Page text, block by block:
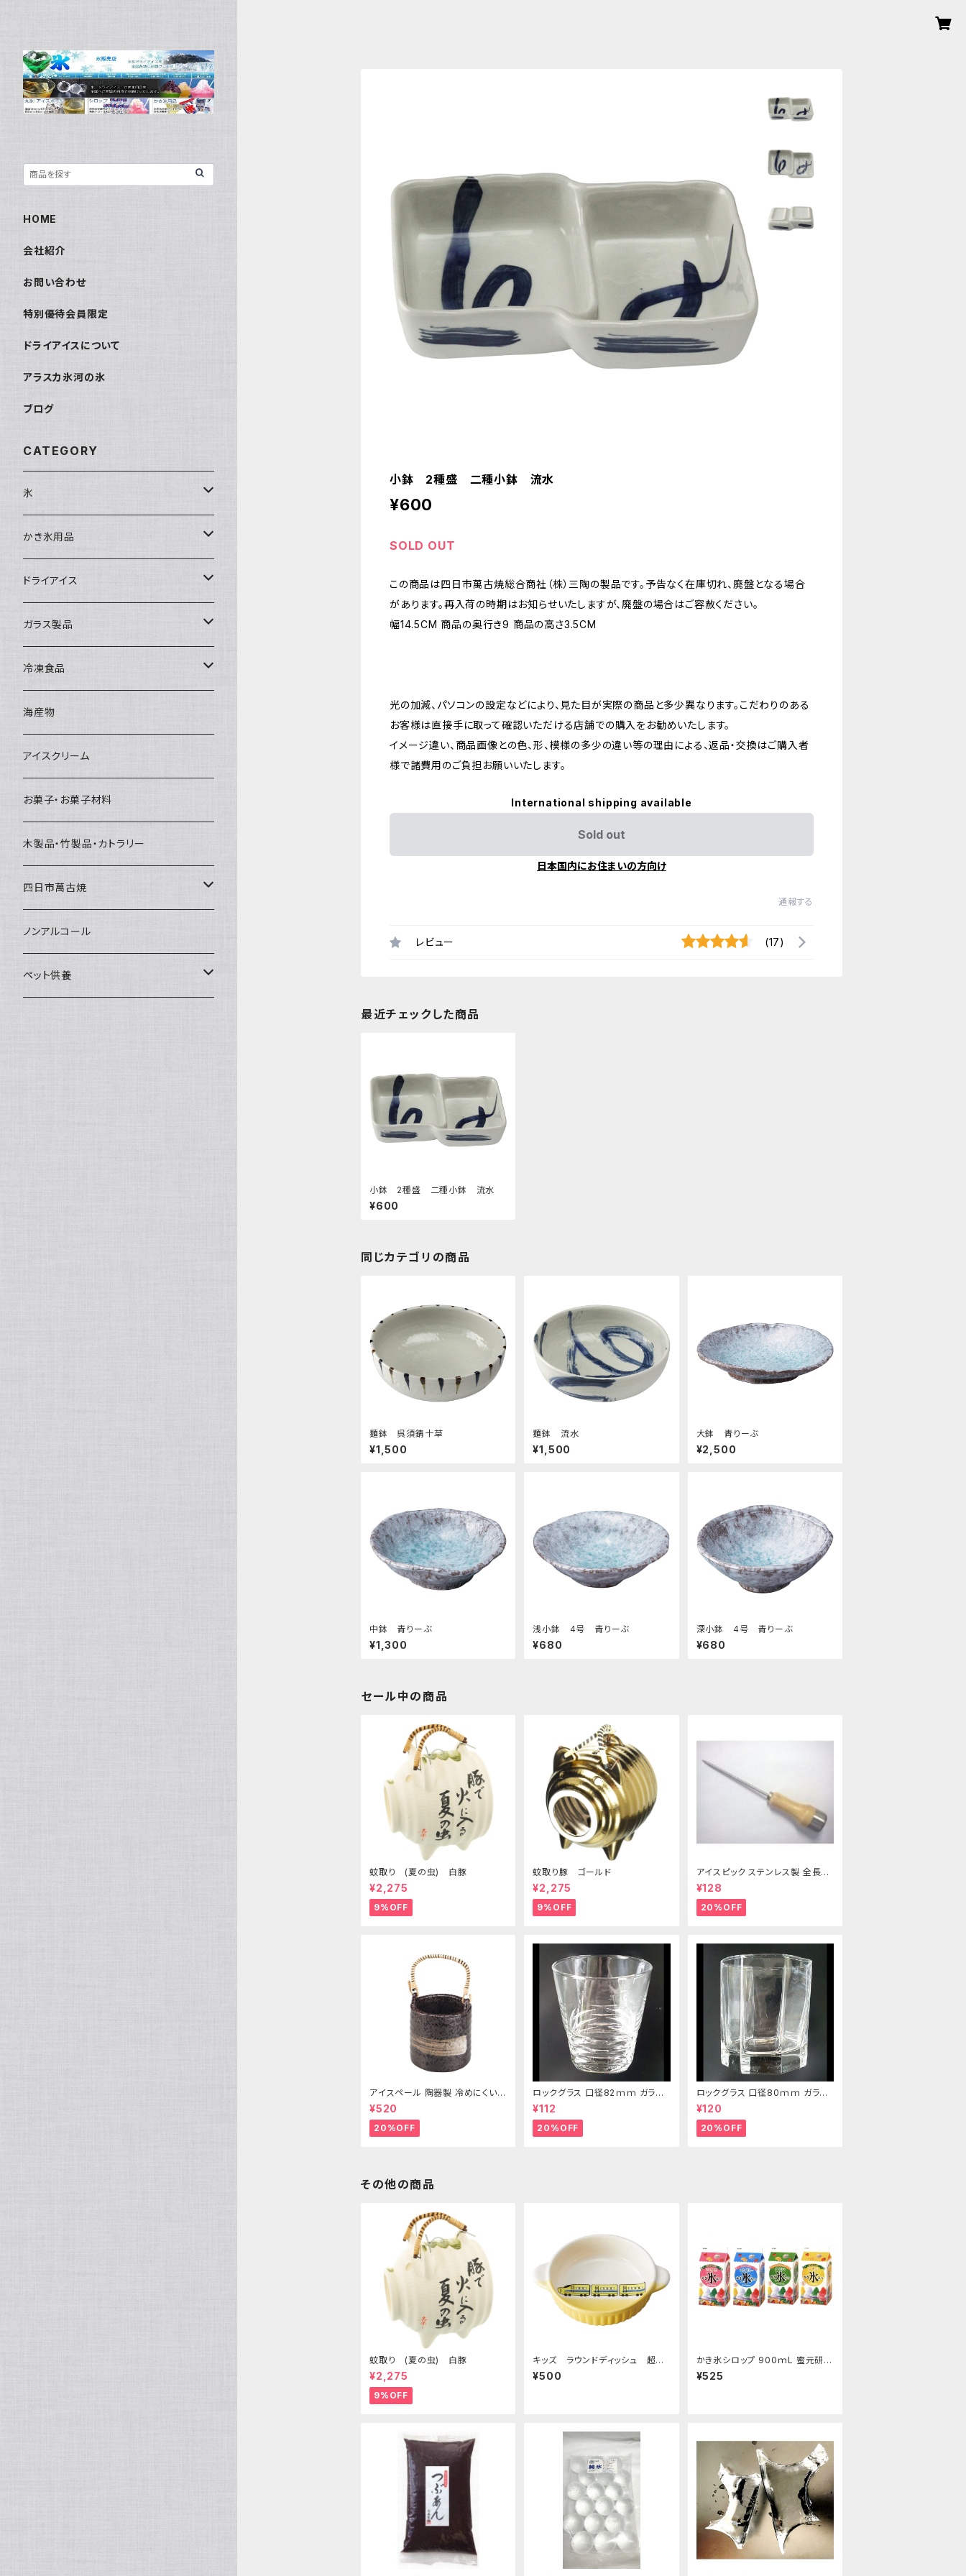
小鉢 2種盛 二種小鉢 流水
¥600
SOLD OUT
この商品は四日市萬古焼総合商社（株）三陶の製品です。予告なく在庫切れ、廃盤となる場合
があります。再入荷の時期はお知らせいたしますが、廃盤の場合はご容赦ください。
幅14.5CM 商品の奥行き9 商品の高さ3.5CM
光の加減、パソコンの設定などにより、見た目が実際の商品と多少異なります。こだわりのある
お客様は直接手に取って確認いただける店舗での購入をお勧めいたします。
イメージ違い、商品画像との色、形、模様の多少の違い等の理由による、返品・交換はご購入者
様で諸費用のご負担お願いいたします。
International shipping available
Sold out
日本国内にお住まいの方向け
通報する
レビュー (17)
最近チェックした商品
小鉢 2種盛 二種小鉢 流水
¥600
同じカテゴリの商品
麺鉢 呉須錆十草
¥1,500
麺鉢 流水
¥1,500
大鉢 青りーぶ
¥2,500
中鉢 青りーぶ
¥1,300
浅小鉢 4号 青りーぶ
¥680
深小鉢 4号 青りーぶ
¥680
セール中の商品
蚊取り (夏の虫) 白豚
¥2,275
9%OFF
蚊取り豚 ゴールド
¥2,275
9%OFF
アイスピック ステンレス製 全長21
5ｍｍ
¥128
20%OFF
アイスペール 陶器製 冷めにくい二
重構造 860ml
¥520
20%OFF
ロックグラス 口径82ｍｍ ガラス
製 250cc
¥112
20%OFF
ロックグラス 口径80ｍｍ ガラス
製 220cc
¥120
20%OFF
その他の商品
蚊取り (夏の虫) 白豚
¥2,275
9%OFF
キッズ ラウンドディッシュ 超特
急イエロー
¥500
かき氷シロップ 900ｍL 蜜元研究
所製
¥525
HOME
会社紹介
お問い合わせ
特別優待会員限定
ドライアイスについて
アラスカ氷河の氷
ブログ
CATEGORY
氷
富士天然水の氷
丸氷
直径70mm
直径65mm
角氷
砕氷
氷河の氷
氷アイテム
かき氷用品
かき氷シロップ
無果汁1.8Lパック
無果汁1Lパック
果汁入り600ｍL瓶
無添加瓶シロップ
かき氷機・かき氷器
かき氷カップ
発泡スチロール無地-使い捨て
発泡スチロールプリント柄
かき氷スプーン・スプーンストロー
プラスチック・スプーン
プラスチック・スプーンストロー
コンデンスミルク・練乳・あんこ
かき氷セット
その他かき氷用品
ドライアイス
ドライアイス3ｋｇ
ドライアイス4ｋｇ
ドライアイス5ｋｇ
ドライアイス8ｋｇ
ドライアイス10ｋｇ
ドライアイス15ｋｇ
ドライアイス20ｋｇ
ドライアイス25ｋｇ
ガラス製品
オンザロック・グラス
ビール・グラス
タンブラー
かき氷器
冷凍食品
肉まん・あんまん
パスタ・スパゲッティ
惣菜
海産物
アイスクリーム
お菓子・お菓子材料
木製品・竹製品・カトラリー
四日市萬古焼
土鍋・土釜
一般土鍋
皿・椀・丼・小物
ノンアルコール
ペット供養